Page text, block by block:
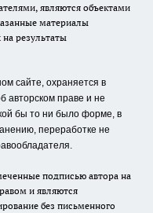
являются объектами
материалы
результаты
сайте, охраняется в
авторском праве и не
бы то ни было форме, в
переработке не
подписью автора на
и являются
без письменного